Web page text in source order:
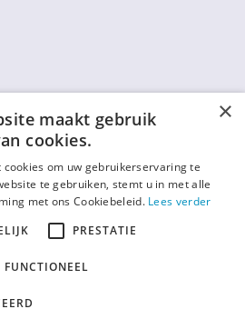
×
maakt gebruik
cookies.
om uw gebruikerservaring te
te gebruiken, stemt u in met alle
met ons Cookiebeleid. Lees verder
PRESTATIE
FUNCTIONEEL